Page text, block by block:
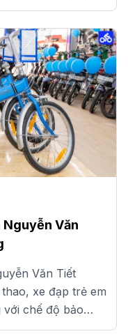
Nguyễn Văn
Văn Tiết
xe đạp trẻ em
với chế độ bảo